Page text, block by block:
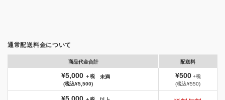
通常配送料金について
商品代金合計 配送料
¥5,000 ＋税
(税込¥5,500)
未満 ¥500+税
(税込¥550)